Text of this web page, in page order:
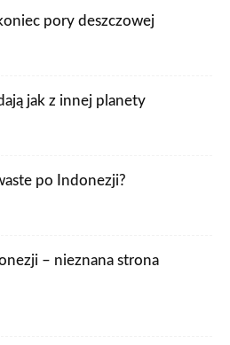
pory deszczowej
jak z innej planety
po Indonezji?
– nieznana strona